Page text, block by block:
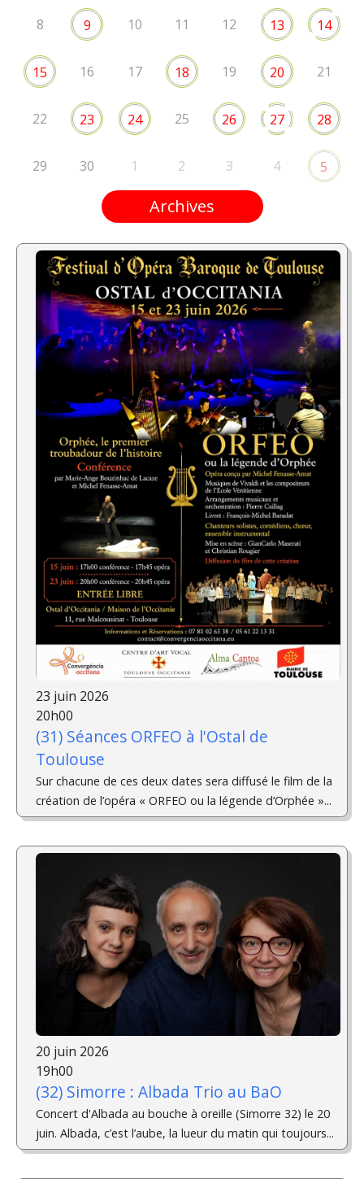
8 9 10 11 12 13 14
15 16 17 18 19 20 21
22 23 24 25 26 27 28
29 30 1 2 3 4 5
Archives
23 juin 2026
20h00
(31) Séances ORFEO à l'Ostal de
Toulouse
Sur chacune de ces deux dates sera diffusé le film de la
création de l’opéra « ORFEO ou la légende d’Orphée »...
20 juin 2026
19h00
(32) Simorre : Albada Trio au BaO
Concert d'Albada au bouche à oreille (Simorre 32) le 20
juin. Albada, c’est l’aube, la lueur du matin qui toujours...